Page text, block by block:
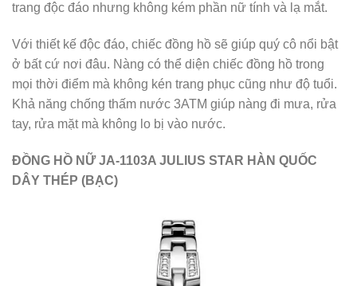
trang độc đáo nhưng không kém phần nữ tính và lạ mắt.
Với thiết kế độc đáo, chiếc đồng hồ sẽ giúp quý cô nổi bật
ở bất cứ nơi đâu. Nàng có thể diện chiếc đồng hồ trong
mọi thời điểm mà không kén trang phục cũng như độ tuổi.
Khả năng chống thấm nước 3ATM giúp nàng đi mưa, rửa
tay, rửa mặt mà không lo bị vào nước.
ĐỒNG HỒ NỮ JA-1103A JULIUS STAR HÀN QUỐC
DÂY THÉP (BẠC)